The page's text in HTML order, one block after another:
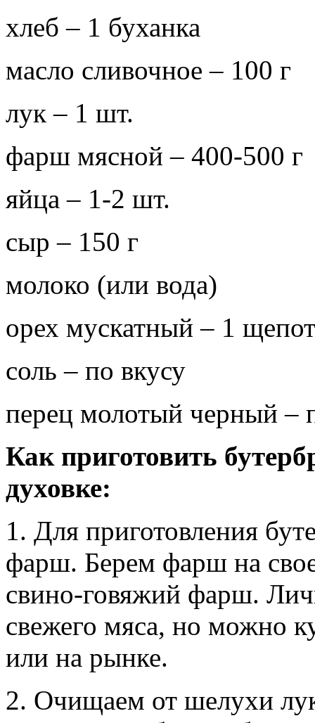
хлеб – 1 буханка
масло сливочное – 100 г
лук – 1 шт.
фарш мясной – 400-500 г
яйца – 1-2 шт.
сыр – 150 г
молоко (или вода)
орех мускатный – 1
соль – по вкусу
перец молотый черный –
Как приготовить
духовке:
1. Для приготовления
фарш. Берем фарш на
свино-говяжий фарш.
свежего мяса, но можно
или на рынке.
2. Очищаем от шелухи